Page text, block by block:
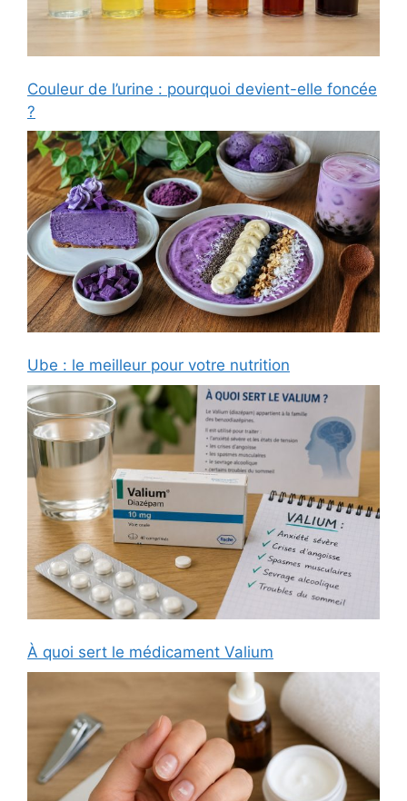
Couleur de l’urine : pourquoi devient-elle foncée
?
Ube : le meilleur pour votre nutrition
À quoi sert le médicament Valium